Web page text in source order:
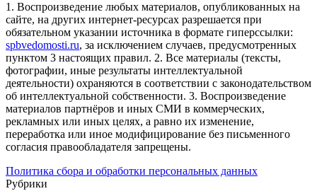
1. Воспроизведение любых материалов, опубликованных на
сайте, на других интернет-ресурсах разрешается при
обязательном указании источника в формате гиперссылки:
spbvedomosti.ru, за исключением случаев, предусмотренных
пунктом 3 настоящих правил. 2. Все материалы (тексты,
фотографии, иные результаты интеллектуальной
деятельности) охраняются в соответствии с законодательством
об интеллектуальной собственности. 3. Воспроизведение
материалов партнёров и иных СМИ в коммерческих,
рекламных или иных целях, а равно их изменение,
переработка или иное модифицирование без письменного
согласия правообладателя запрещены.
Политика сбора и обработки персональных данных
Рубрики